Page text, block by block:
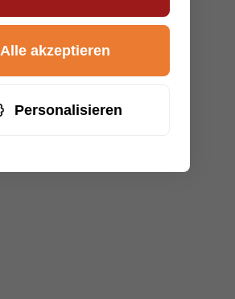
Personalisieren
Alle akzeptieren